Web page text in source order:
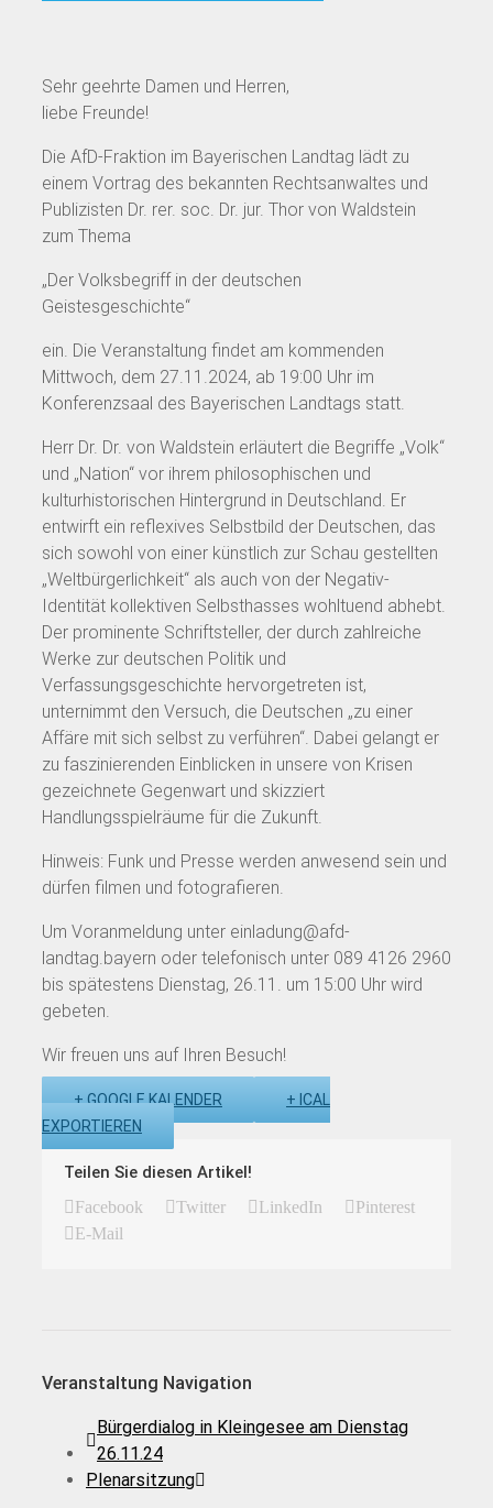
Sehr geehrte Damen und Herren,
liebe Freunde!
Die AfD-Fraktion im Bayerischen Landtag lädt zu
einem Vortrag des bekannten Rechtsanwaltes und
Publizisten Dr. rer. soc. Dr. jur. Thor von Waldstein
zum Thema
„Der Volksbegriff in der deutschen
Geistesgeschichte“
ein. Die Veranstaltung findet am kommenden
Mittwoch, dem 27.11.2024, ab 19:00 Uhr im
Konferenzsaal des Bayerischen Landtags statt.
Herr Dr. Dr. von Waldstein erläutert die Begriffe „Volk“
und „Nation“ vor ihrem philosophischen und
kulturhistorischen Hintergrund in Deutschland. Er
entwirft ein reflexives Selbstbild der Deutschen, das
sich sowohl von einer künstlich zur Schau gestellten
„Weltbürgerlichkeit“ als auch von der Negativ-
Identität kollektiven Selbsthasses wohltuend abhebt.
Der prominente Schriftsteller, der durch zahlreiche
Werke zur deutschen Politik und
Verfassungsgeschichte hervorgetreten ist,
unternimmt den Versuch, die Deutschen „zu einer
Affäre mit sich selbst zu verführen“. Dabei gelangt er
zu faszinierenden Einblicken in unsere von Krisen
gezeichnete Gegenwart und skizziert
Handlungsspielräume für die Zukunft.
Hinweis: Funk und Presse werden anwesend sein und
dürfen filmen und fotografieren.
Um Voranmeldung unter einladung@afd-
landtag.bayern oder telefonisch unter 089 4126 2960
bis spätestens Dienstag, 26.11. um 15:00 Uhr wird
gebeten.
Wir freuen uns auf Ihren Besuch!
+ GOOGLE KALENDER
+ ICAL
EXPORTIEREN
Teilen Sie diesen Artikel!
Facebook Twitter LinkedIn
Pinterest
E-Mail
Veranstaltung Navigation
Bürgerdialog in Kleingesee am Dienstag
26.11.24
Plenarsitzung